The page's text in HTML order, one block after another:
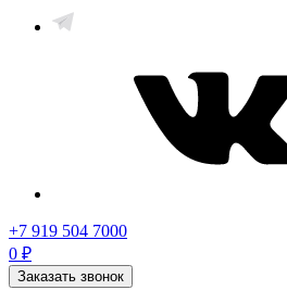
+7 919 504 7000
0 ₽
Заказать звонок